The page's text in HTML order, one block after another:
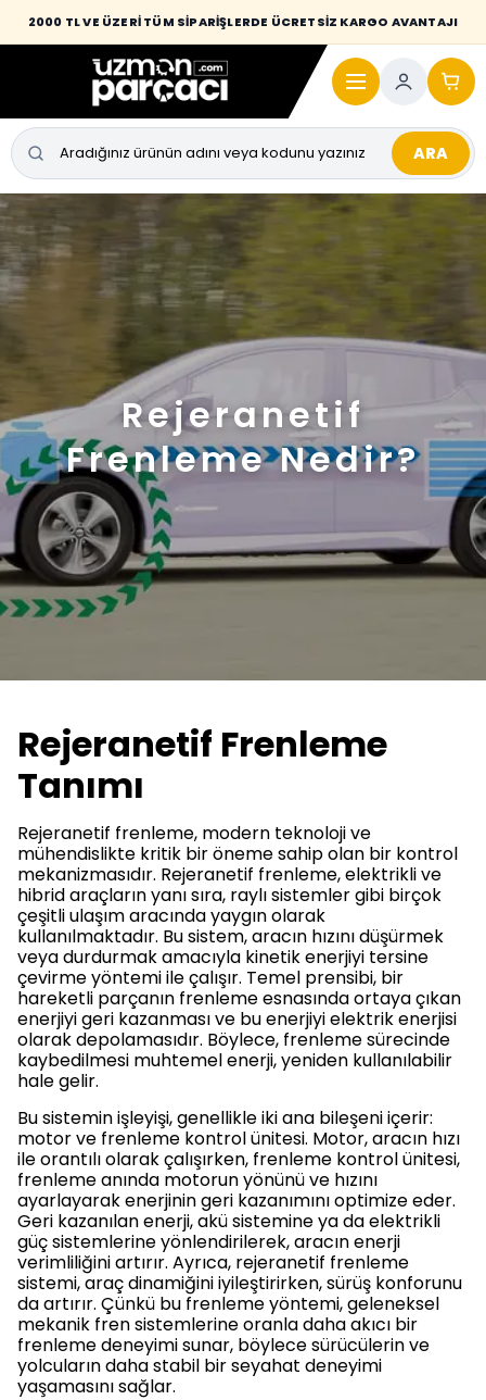
2000 TL VE ÜZERİ TÜM SİPARİŞLERDE ÜCRETSİZ KARGO AVANTAJI
ARA
Rejeranetif
Frenleme Nedir?
Rejeranetif Frenleme
Tanımı
Rejeranetif frenleme, modern teknoloji ve
mühendislikte kritik bir öneme sahip olan bir kontrol
mekanizmasıdır. Rejeranetif frenleme, elektrikli ve
hibrid araçların yanı sıra, raylı sistemler gibi birçok
çeşitli ulaşım aracında yaygın olarak
kullanılmaktadır. Bu sistem, aracın hızını düşürmek
veya durdurmak amacıyla kinetik enerjiyi tersine
çevirme yöntemi ile çalışır. Temel prensibi, bir
hareketli parçanın frenleme esnasında ortaya çıkan
enerjiyi geri kazanması ve bu enerjiyi elektrik enerjisi
olarak depolamasıdır. Böylece, frenleme sürecinde
kaybedilmesi muhtemel enerji, yeniden kullanılabilir
hale gelir.
Bu sistemin işleyişi, genellikle iki ana bileşeni içerir:
motor ve frenleme kontrol ünitesi. Motor, aracın hızı
ile orantılı olarak çalışırken, frenleme kontrol ünitesi,
frenleme anında motorun yönünü ve hızını
ayarlayarak enerjinin geri kazanımını optimize eder.
Geri kazanılan enerji, akü sistemine ya da elektrikli
güç sistemlerine yönlendirilerek, aracın enerji
verimliliğini artırır. Ayrıca, rejeranetif frenleme
sistemi, araç dinamiğini iyileştirirken, sürüş konforunu
da artırır. Çünkü bu frenleme yöntemi, geleneksel
mekanik fren sistemlerine oranla daha akıcı bir
frenleme deneyimi sunar, böylece sürücülerin ve
yolcuların daha stabil bir seyahat deneyimi
yaşamasını sağlar.